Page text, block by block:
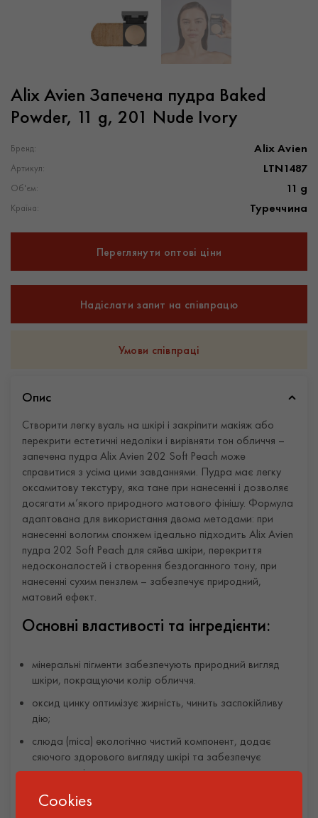
Alix Avien Запечена пудра Baked
Powder, 11 g, 201 Nude Ivory
Бренд: Alix Avien
Артикул: LTN1487
Об'єм: 11 g
Країна: Туреччина
Переглянути оптові ціни
Надіслати запит на співпрацю
Умови співпраці
Опис
Створити легку вуаль на шкірі і закріпити макіяж або
перекрити естетичні недоліки і вирівняти тон обличчя –
запечена пудра Alix Avien 202 Soft Peach може
справитися з усіма цими завданнями. Пудра має легку
оксамитову текстуру, яка тане при нанесенні і дозволяє
досягати м’якого природного матового фінішу. Формула
адаптована для використання двома методами: при
нанесенні вологим спонжем ідеально підходить Alix Avien
пудра 202 Soft Peach для сяйва шкіри, перекриття
недосконалостей і створення бездоганного тону, при
нанесенні сухим пензлем – забезпечує природний,
матовий ефект.
Основні властивості та інгредієнти:
мінеральні пігменти забезпечують природний вигляд
шкіри, покращуючи колір обличчя.
оксид цинку оптимізує жирність, чинить заспокійливу
дію;
слюда (mica) екологічно чистий компонент, додає
сяючого здорового вигляду шкірі та забезпечує
шовковистість.
формула без парабенів, без глютену, дерматологічно
протестована та підходить для всіх типів шкіри.
Cookies